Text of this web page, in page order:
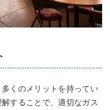
くのメリットを持ってい
することで、適切なガス